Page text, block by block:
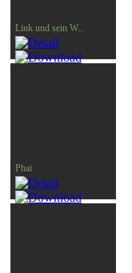
Link und sein W...
Phai